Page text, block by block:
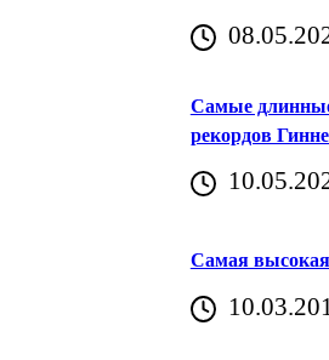
Самые
рекордов
Самая высокая